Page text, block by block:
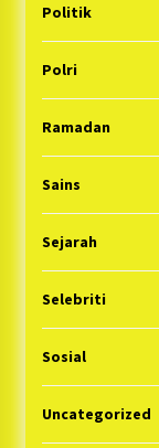
Politik
Polri
Ramadan
Sains
Sejarah
Selebriti
Sosial
Uncategorized